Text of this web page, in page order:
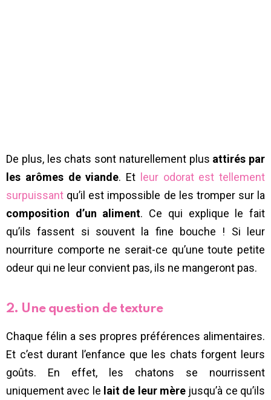
De plus, les chats sont naturellement plus attirés par
les arômes de viande. Et
leur odorat est tellement
surpuissant qu’il est impossible de les tromper sur la
composition d’un aliment. Ce qui explique le fait
qu’ils fassent si souvent la fine bouche ! Si leur
nourriture comporte ne serait-ce qu’une toute petite
odeur qui ne leur convient pas, ils ne mangeront pas.
2. Une question de texture
Chaque félin a ses propres préférences alimentaires.
Et c’est durant l’enfance que les chats forgent leurs
goûts. En effet, les chatons se nourrissent
uniquement avec le lait de leur mère jusqu’à ce qu’ils